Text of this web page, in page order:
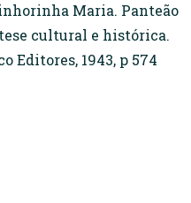
Maria. Panteão
cultural e histórica.
Editores, 1943, p 574